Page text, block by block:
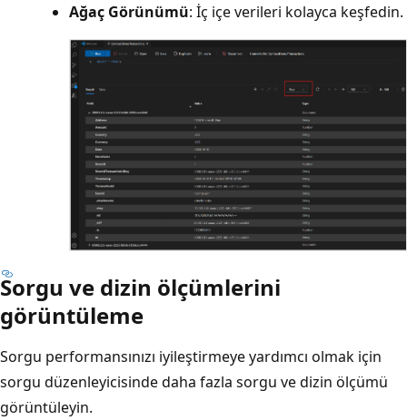
Ağaç Görünümü: İç içe verileri kolayca keşfedin.
Sorgu ve dizin ölçümlerini
görüntüleme
Sorgu performansınızı iyileştirmeye yardımcı olmak için
sorgu düzenleyicisinde daha fazla sorgu ve dizin ölçümü
görüntüleyin.